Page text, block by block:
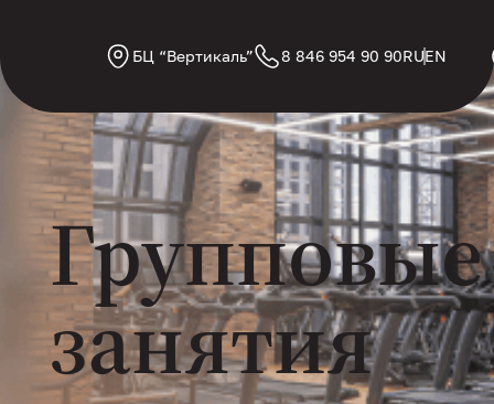
БЦ “Вертикаль” 8 846 954 90 90RUEN
Групповые
занятия